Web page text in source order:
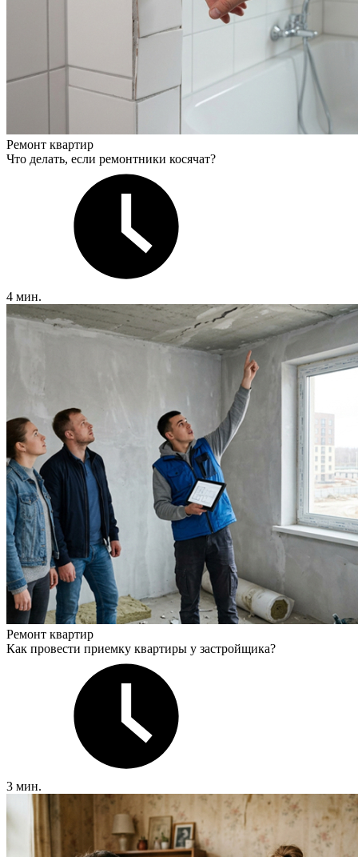
Ремонт квартир
Что делать, если ремонтники косячат?
4 мин.
Ремонт квартир
Как провести приемку квартиры у застройщика?
3 мин.